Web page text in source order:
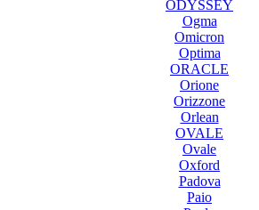
ODYSSEY
Ogma
Omicron
Optima
ORACLE
Orione
Orizzone
Orlean
OVALE
Ovale
Oxford
Padova
Paio